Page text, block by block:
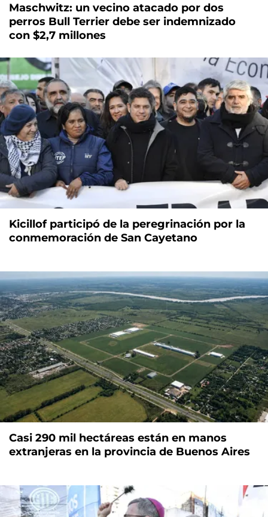
Maschwitz: un vecino atacado por dos
perros Bull Terrier debe ser indemnizado
con $2,7 millones
Kicillof participó de la peregrinación por la
conmemoración de San Cayetano
Casi 290 mil hectáreas están en manos
extranjeras en la provincia de Buenos Aires